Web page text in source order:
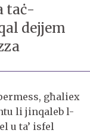
taċ-
dejjem
għaliex
li jinqaleb l-
u ta’ isfel